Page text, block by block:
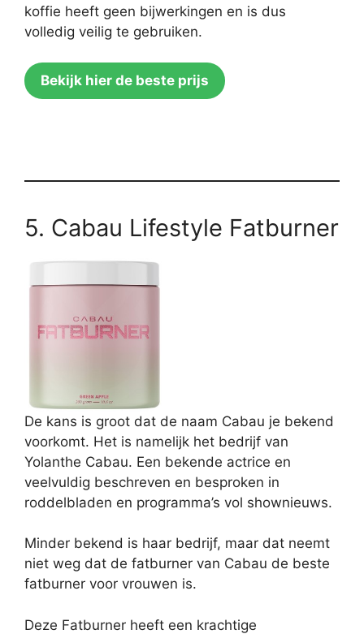
koffie heeft geen bijwerkingen en is dus
volledig veilig te gebruiken.
Bekijk hier de beste prijs
5. Cabau Lifestyle Fatburner
De kans is groot dat de naam Cabau je bekend
voorkomt. Het is namelijk het bedrijf van
Yolanthe Cabau. Een bekende actrice en
veelvuldig beschreven en besproken in
roddelbladen en programma’s vol shownieuws.
Minder bekend is haar bedrijf, maar dat neemt
niet weg dat de fatburner van Cabau de beste
fatburner voor vrouwen is.
Deze Fatburner heeft een krachtige